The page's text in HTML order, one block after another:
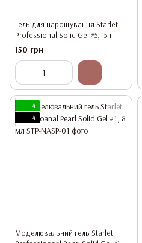
Гель для нарощування Starlet
Professional Solid Gel #5, 15 г
150 грн
4
4
Моделювальний гель Starlet